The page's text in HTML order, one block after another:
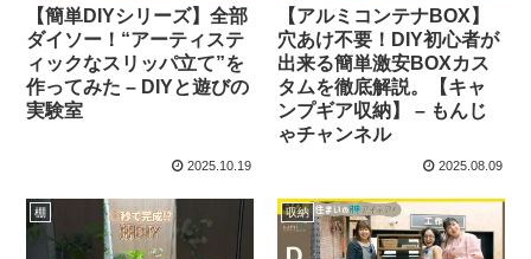
【簡単DIYシリーズ】全部
ダイソー！“アーティステ
ィックなスリッパ立て”を
作ってみた – DIYと遊びの
実験室
2025.10.19
【アルミコンテナBOX】
穴あけ不要！DIY初心者が
出来る簡単激安BOXカス
タムを徹底解説。【キャ
ンプギア収納】 – もんじ
ゃチャンネル
2025.08.09
棚 収納